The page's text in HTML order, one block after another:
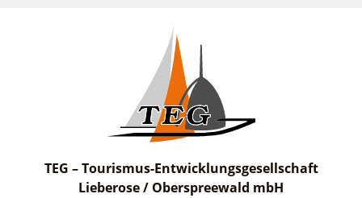
TEG – Tourismus-Entwicklungsgesellschaft
Lieberose / Oberspreewald mbH